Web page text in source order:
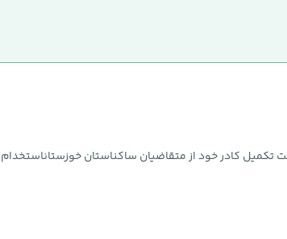
تکمیل کادر خود از متقاضیان ساکناستان خوزستاناستخدام